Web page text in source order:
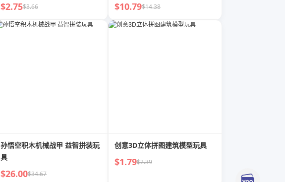
$2.75$3.66 $10.79$14.38
孙悟空积木机械战甲 益智拼装玩
具
$26.00$34.67
创意3D立体拼图建筑模型玩具
$1.79$2.39